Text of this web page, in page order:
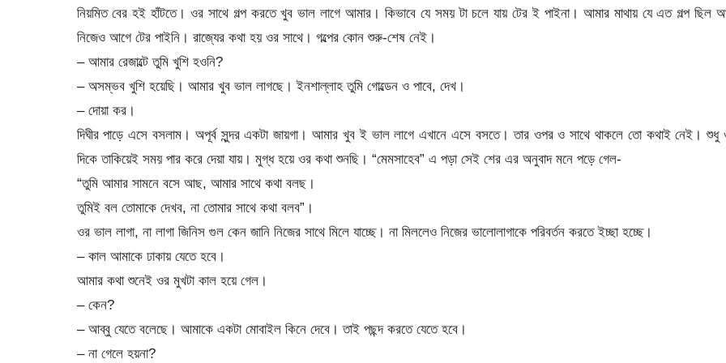
নিয়মিত বের হই হাঁটতে। ওর সাথে গল্প করতে খুব ভাল লাগে আমার। কিভাবে যে সময় টা চলে যায় টের ই পাইনা। আমার মাথায় যে এত গল্প ছিল
নিজেও আগে টের পাইনি। রাজ্যের কথা হয় ওর সাথে। গল্পের কোন শুরু-শেষ নেই।
– আমার রেজাল্টে তুমি খুশি হওনি?
– অসম্ভব খুশি হয়েছি। আমার খুব ভাল লাগছে। ইনশাল্লাহ তুমি গোল্ডেন ও পাবে, দেখ।
– দোয়া কর।
দিঘীর পাড়ে এসে বসলাম। অপূর্ব সুন্দর একটা জায়গা। আমার খুব ই ভাল লাগে এখানে এসে বসতে। তার ওপর ও সাথে থাকলে তো কথাই নেই। শুধু
দিকে তাকিয়েই সময় পার করে দেয়া যায়। মুগ্ধ হয়ে ওর কথা শুনছি। “মেমসাহেব” এ পড়া সেই শের এর অনুবাদ মনে পড়ে গেল-
“তুমি আমার সামনে বসে আছ, আমার সাথে কথা বলছ।
তুমিই বল তোমাকে দেখব, না তোমার সাথে কথা বলব”।
ওর ভাল লাগা, না লাগা জিনিস গুল কেন জানি নিজের সাথে মিলে যাচ্ছে। না মিললেও নিজের ভালোলাগাকে পরিবর্তন করতে ইচ্ছা হচ্ছে।
– কাল আমাকে ঢাকায় যেতে হবে।
আমার কথা শুনেই ওর মুখটা কাল হয়ে গেল।
– কেন?
– আব্বু যেতে বলেছে। আমাকে একটা মোবাইল কিনে দেবে। তাই পছন্দ করতে যেতে হবে।
– না গেলে হয়না?